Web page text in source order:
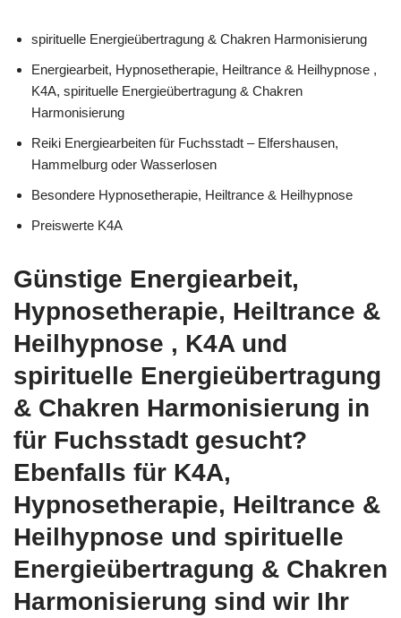
spirituelle Energieübertragung & Chakren Harmonisierung
Energiearbeit, Hypnosetherapie, Heiltrance & Heilhypnose ,
K4A, spirituelle Energieübertragung & Chakren
Harmonisierung
Reiki Energiearbeiten für Fuchsstadt – Elfershausen,
Hammelburg oder Wasserlosen
Besondere Hypnosetherapie, Heiltrance & Heilhypnose
Preiswerte K4A
Günstige Energiearbeit,
Hypnosetherapie, Heiltrance &
Heilhypnose , K4A und
spirituelle Energieübertragung
& Chakren Harmonisierung in
für Fuchsstadt gesucht?
Ebenfalls für K4A,
Hypnosetherapie, Heiltrance &
Heilhypnose und spirituelle
Energieübertragung & Chakren
Harmonisierung sind wir Ihr